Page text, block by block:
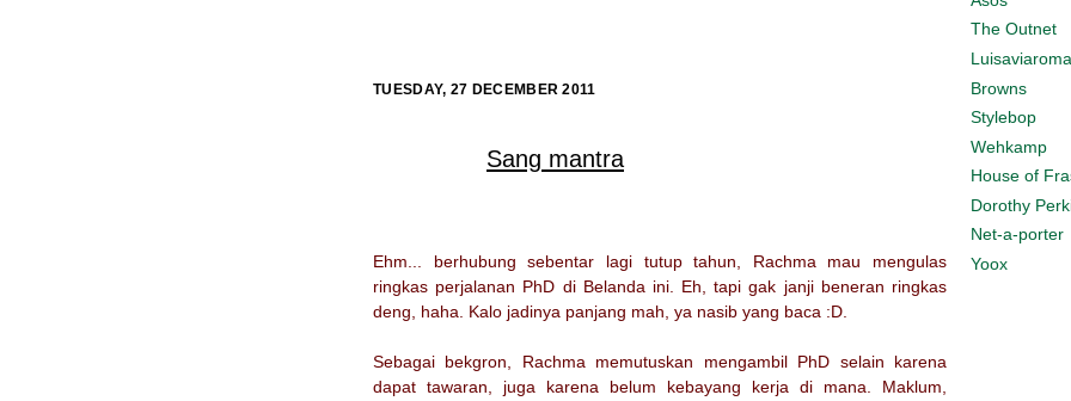
TUESDAY, 27 DECEMBER 2011
Sang mantra
Ehm... berhubung sebentar lagi tutup tahun, Rachma mau mengulas
ringkas perjalanan PhD di Belanda ini. Eh, tapi gak janji beneran ringkas
deng, haha. Kalo jadinya panjang mah, ya nasib yang baca :D.
Sebagai bekgron, Rachma memutuskan mengambil PhD selain karena
dapat tawaran, juga karena belum kebayang kerja di mana. Maklum,
The Outnet
Luisaviaroma
Browns
Stylebop
Wehkamp
House of
Dorothy
Net-a-porter
Yoox